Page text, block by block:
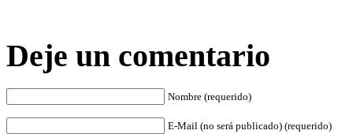
Deje un comentario
Nombre (requerido)
E-Mail (no será publicado) (requerido)